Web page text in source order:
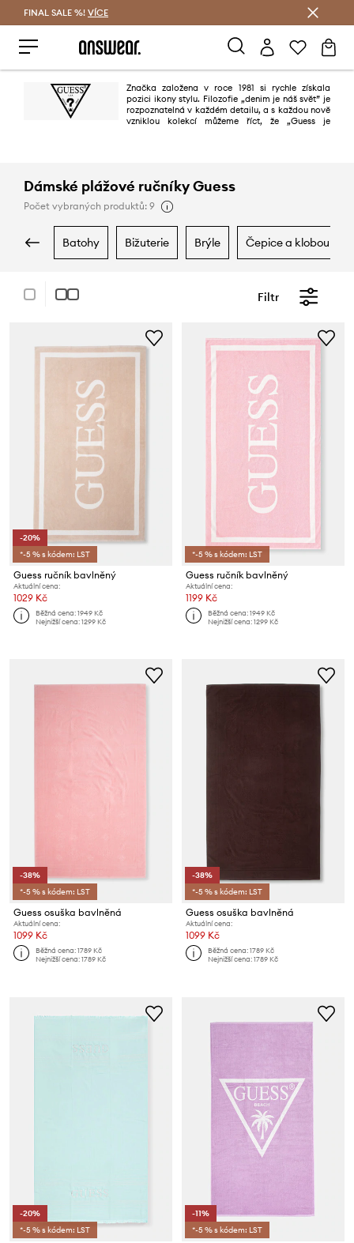
FINAL SALE %! VÍCE
Značka založena v roce 1981 si rychle získala
pozici ikony stylu. Filozofie „denim je náš svět” je
rozpoznatelná v každém detailu, a s každou nově
vzniklou kolekcí můžeme říct, že „Guess je
Dámské plážové ručníky Guess
Počet vybraných produktů: 9
batohy bižuterie brýle čepice a klobouky
Filtr
-20%
*-5 % s kódem: LST
Guess ručník bavlněný
Aktuální cena:
1029 Kč
Běžná cena:1949 Kč
Nejnižší cena:1299 Kč
*-5 % s kódem: LST
Guess ručník bavlněný
Aktuální cena:
1199 Kč
Běžná cena:1949 Kč
Nejnižší cena:1299 Kč
-38%
*-5 % s kódem: LST
Guess osuška bavlněná
Aktuální cena:
1099 Kč
Běžná cena:1789 Kč
Nejnižší cena:1789 Kč
-38%
*-5 % s kódem: LST
Guess osuška bavlněná
Aktuální cena:
1099 Kč
Běžná cena:1789 Kč
Nejnižší cena:1789 Kč
-20%
*-5 % s kódem: LST
-11%
*-5 % s kódem: LST